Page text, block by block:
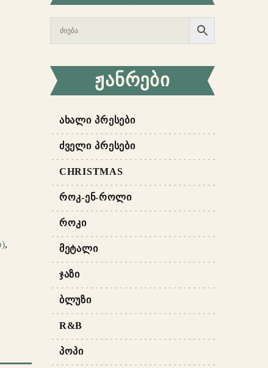
ᲟᲐᲜᲠᲔᲑᲘ
ᲐᲮᲐᲚᲘ ᲞᲠᲔᲡᲔᲑᲘ
ᲫᲕᲔᲚᲘ ᲞᲠᲔᲡᲔᲑᲘ
CHRISTMAS
ᲠᲝᲙ-ᲔᲜ-ᲠᲝᲚᲘ
ᲠᲝᲙᲘ
ᲛᲔᲢᲐᲚᲘ
ᲯᲐᲖᲘ
ᲑᲚᲣᲖᲘ
R&B
ᲞᲝᲞᲘ
,